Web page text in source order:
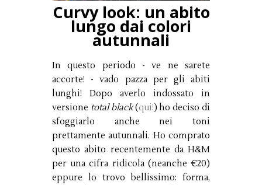
Curvy look: un abito
lungo dai colori
autunnali
In questo periodo - ve ne sarete
accorte! - vado pazza per gli abiti
lunghi! Dopo averlo indossato in
versione total black(qui!) ho deciso di
sfoggiarlo anche nei toni
prettamente autunnali. Ho comprato
questo abito recentemente da H&M
per una cifra ridicola (neanche €20)
eppure lo trovo bellissimo: forma,